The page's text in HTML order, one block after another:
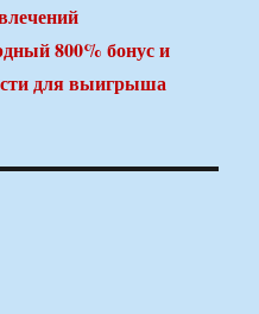
800% бонус и
для выигрыша